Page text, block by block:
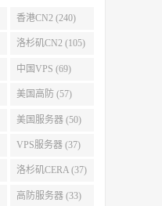
香港CN2 (240)
洛杉矶CN2 (105)
中国VPS (69)
美国高防 (57)
美国服务器 (50)
VPS服务器 (37)
洛杉矶CERA (37)
高防服务器 (33)